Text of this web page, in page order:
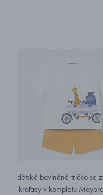
dětské bavlněné tričko se
kraťasy v kompletu